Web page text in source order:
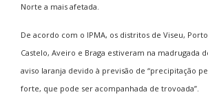
Norte a mais afetada.
De acordo com o IPMA, os distritos de Viseu,
Castelo, Aveiro e Braga estiveram na madrugada
aviso laranja devido à previsão de “precipitação
forte, que pode ser acompanhada de trovoada”.